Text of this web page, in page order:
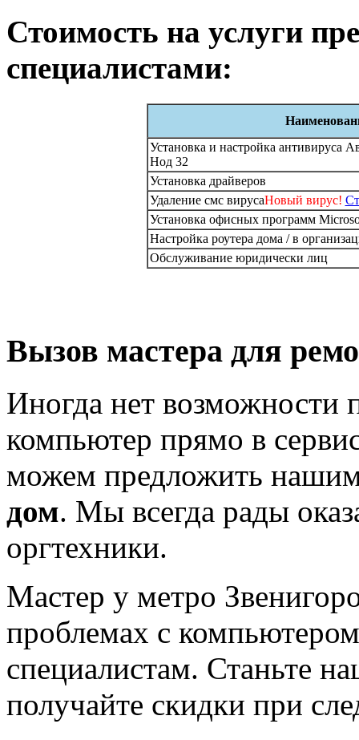
Стоимость на услуги
специалистами:
Установка и настройка антивируса
Нод 32
Установка драйверов
Удаление смс вирусаНовый вирус!
Установка офисных программ
Настройка роутера дома / в
Обслуживание юридически лиц
Вызов мастера для
Иногда нет возможности
компьютер прямо в
можем предложить
дом. Мы всегда рады
оргтехники.
Мастер у метро
проблемах с
специалистам. Станьте
получайте скидки при